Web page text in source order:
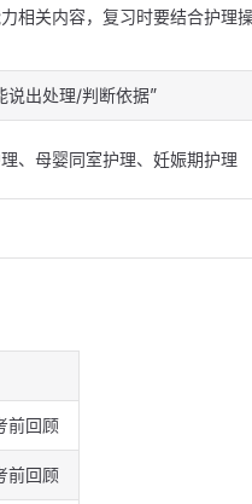
相关内容，复习时要结合护理
说出处理/判断依据”
、母婴同室护理、妊娠期护理
前回顾
前回顾